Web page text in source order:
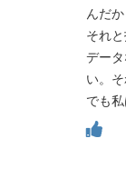
んだか
それ
デー
い。
でも